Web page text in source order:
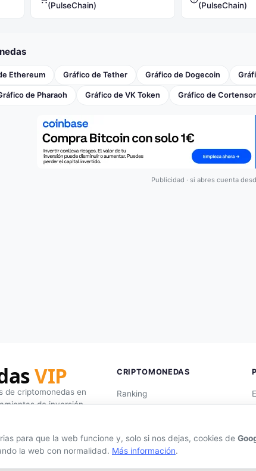
(PulseChain)
(PulseChain)
Ethereum Gráfico de Tether Gráfico de Dogecoin
de Pharaoh Gráfico de VK Token Gráfico de Cortensor
Publicidad · si abres cuenta
VIP
de criptomonedas en
de inversión.
CRIPTOMONEDAS
Ranking
Altcoin Season
para que la web funcione y, solo si nos dejas, cookies de
la web con normalidad. Más información.